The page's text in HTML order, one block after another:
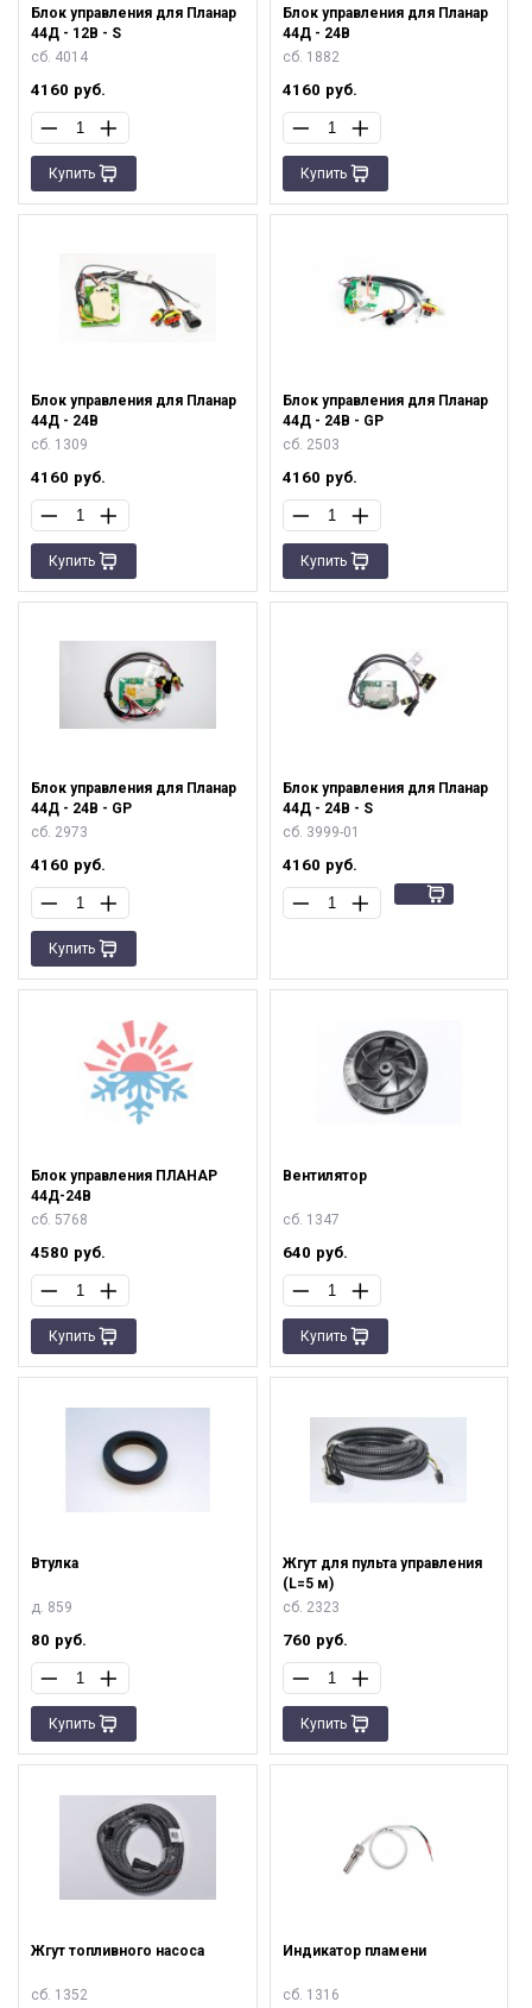
Блок управления для Планар
44Д - 12В - S
сб. 4014
4160 руб.
Купить
Блок управления для Планар
44Д - 24В
сб. 1882
4160 руб.
Купить
Блок управления для Планар
44Д - 24В
сб. 1309
4160 руб.
Купить
Блок управления для Планар
44Д - 24В - GP
сб. 2503
4160 руб.
Купить
Блок управления для Планар
44Д - 24В - GP
сб. 2973
4160 руб.
Купить
Блок управления для Планар
44Д - 24В - S
сб. 3999-01
4160 руб.
Блок управления ПЛАНАР
44Д-24В
сб. 5768
4580 руб.
Купить
Вентилятор
сб. 1347
640 руб.
Купить
Втулка
д. 859
80 руб.
Купить
Жгут для пульта управления
(L=5 м)
сб. 2323
760 руб.
Купить
Жгут топливного насоса
сб. 1352
Индикатор пламени
сб. 1316